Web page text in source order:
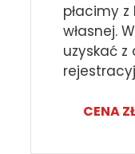
płacimy
własnej.
uzyskać z
CENA